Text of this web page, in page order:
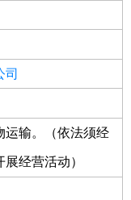
司
运输。（依法须经
经营活动）